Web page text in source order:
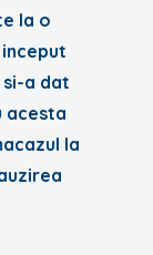
la o
a dat
acesta
la